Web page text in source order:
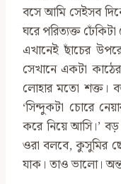
বসে আমি সেইসব
ঘরে পরিত্যক্ত ঢেঁকিটা
এখানেই ছাঁচের
সেখানে একটা
লোহার মতো শক্ত।
‘সিন্দুকটা চোরে
করে নিয়ে আসি।’
ওরা বলবে, কুসুমির
যাক। তাও ভালো।